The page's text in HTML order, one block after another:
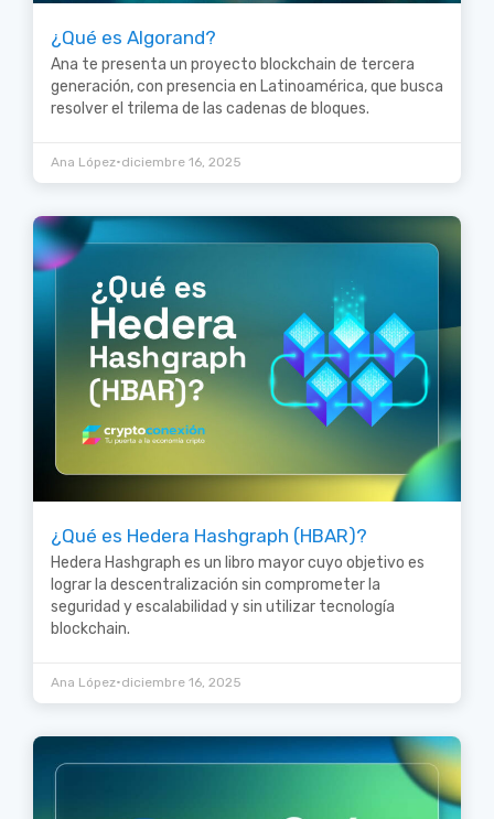
¿Qué es Algorand?
Ana te presenta un proyecto blockchain de tercera
generación, con presencia en Latinoamérica, que busca
resolver el trilema de las cadenas de bloques.
Ana López•diciembre 16, 2025
¿Qué es Hedera Hashgraph (HBAR)?
Hedera Hashgraph es un libro mayor cuyo objetivo es
lograr la descentralización sin comprometer la
seguridad y escalabilidad y sin utilizar tecnología
blockchain.
Ana López•diciembre 16, 2025